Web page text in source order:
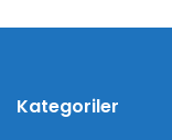
Kategoriler